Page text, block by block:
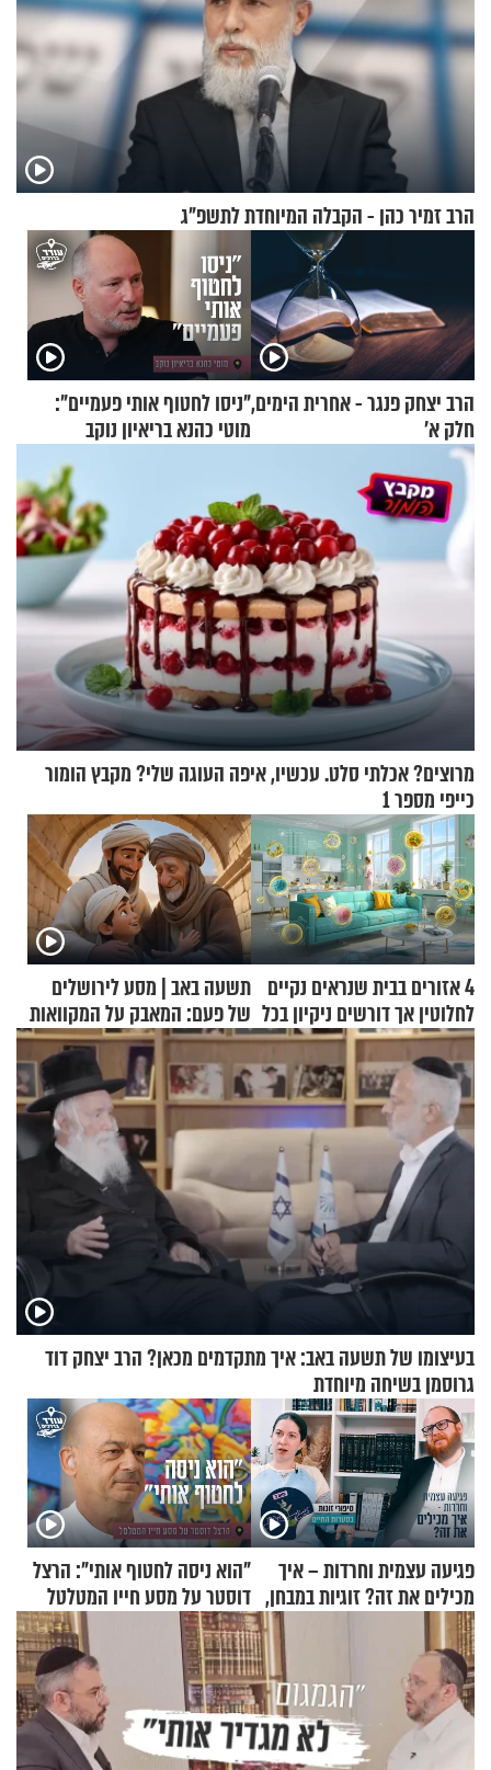
הרב זמיר כהן - הקבלה המיוחדת לתשפ"ג
הרב יצחק פנגר - אחרית הימים,
חלק א’
"ניסו לחטוף אותי פעמיים":
מוטי כהנא בריאיון נוקב
מרוצים? אכלתי סלט. עכשיו, איפה העוגה שלי? מקבץ הומור
כייפי מספר 1
4 אזורים בבית שנראים נקיים
לחלוטין אך דורשים ניקיון בכל
סוף שבוע
תשעה באב | מסע לירושלים
של פעם: המאבק על המקוואות
בעיצומו של תשעה באב: איך מתקדמים מכאן? הרב יצחק דוד
גרוסמן בשיחה מיוחדת
פגיעה עצמית וחרדות – איך
מכילים את זה? זוגיות במבחן,
הפעם עם יהודית ואלתר כהן
"הוא ניסה לחטוף אותי": הרצל
דוסטר על מסע חייו המטלטל